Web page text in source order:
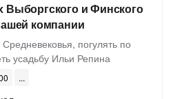
и Финского
компании
погулять по
усадьбу Ильи Репина